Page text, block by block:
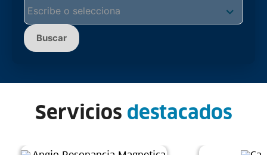
Buscar
Servicios